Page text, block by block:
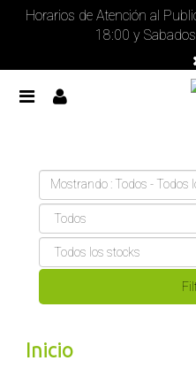
Horarios de Atención al
18:00 y
Mostrando : Todos - Todos
Inicio